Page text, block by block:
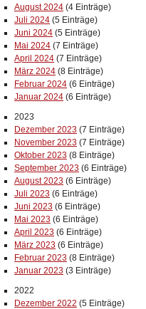
August 2024 (4 Einträge)
Juli 2024 (5 Einträge)
Juni 2024 (5 Einträge)
Mai 2024 (7 Einträge)
April 2024 (7 Einträge)
März 2024 (8 Einträge)
Februar 2024 (6 Einträge)
Januar 2024 (6 Einträge)
2023
Dezember 2023 (7 Einträge)
November 2023 (7 Einträge)
Oktober 2023 (8 Einträge)
September 2023 (6 Einträge)
August 2023 (6 Einträge)
Juli 2023 (6 Einträge)
Juni 2023 (6 Einträge)
Mai 2023 (6 Einträge)
April 2023 (6 Einträge)
März 2023 (6 Einträge)
Februar 2023 (8 Einträge)
Januar 2023 (3 Einträge)
2022
Dezember 2022 (5 Einträge)